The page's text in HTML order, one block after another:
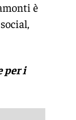
è
per i